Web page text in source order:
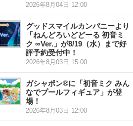
2026年8月04日 12:00
グッドスマイルカンパニーより
「ねんどろいどどーる 初音ミ
ク ∞Ver.」が8/19（水）まで好
評予約受付中！
2026年8月03日 15:00
ガシャポン®に「初音ミク みん
なでプールフィギュア」が登
場！
2026年8月03日 12:00